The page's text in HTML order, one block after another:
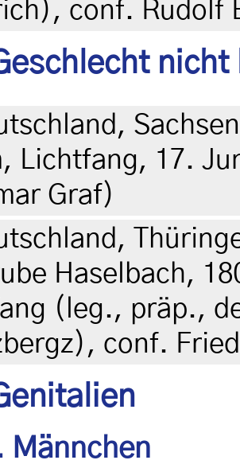
conf. Rudolf
nicht
Lichtfang, 17.
Graf)
Haselbach,
(leg., präp.,
conf.
Männchen